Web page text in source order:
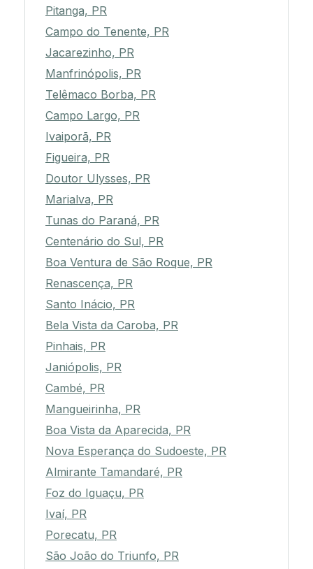
Pitanga, PR
Campo do Tenente, PR
Jacarezinho, PR
Manfrinópolis, PR
Telêmaco Borba, PR
Campo Largo, PR
Ivaiporã, PR
Figueira, PR
Doutor Ulysses, PR
Marialva, PR
Tunas do Paraná, PR
Centenário do Sul, PR
Boa Ventura de São Roque, PR
Renascença, PR
Santo Inácio, PR
Bela Vista da Caroba, PR
Pinhais, PR
Janiópolis, PR
Cambé, PR
Mangueirinha, PR
Boa Vista da Aparecida, PR
Nova Esperança do Sudoeste, PR
Almirante Tamandaré, PR
Foz do Iguaçu, PR
Ivaí, PR
Porecatu, PR
São João do Triunfo, PR